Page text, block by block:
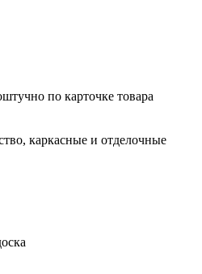
по карточке товара
каркасные и отделочные